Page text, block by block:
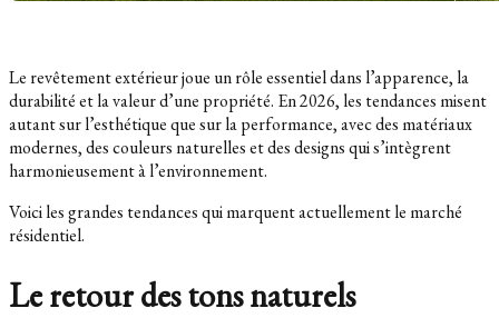
Le revêtement extérieur joue un rôle essentiel dans l’apparence, la
durabilité et la valeur d’une propriété. En 2026, les tendances misent
autant sur l’esthétique que sur la performance, avec des matériaux
modernes, des couleurs naturelles et des designs qui s’intègrent
harmonieusement à l’environnement.
Voici les grandes tendances qui marquent actuellement le marché
résidentiel.
Le retour des tons naturels